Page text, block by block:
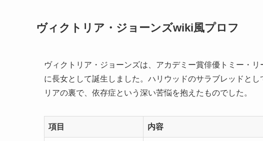
ヴィクトリア・ジョーンズwiki風プロフ
ヴィクトリア・ジョーンズは、アカデミー賞俳優トミー・
に長女として誕生しました。ハリウッドのサラブレッドと
リアの裏で、依存症という深い苦悩を抱えたものでした。
項目 内容